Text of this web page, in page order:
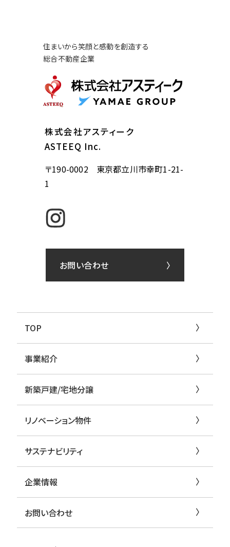
住まいから笑顔と感動を創造する
総合不動産企業
株式会社アスティーク
ASTEEQ Inc.
〒190-0002 東京都立川市幸町1-21-
1
TOP
事業紹介
新築戸建/宅地分譲
リノベーション物件
サステナビリティ
企業情報
お問い合わせ
お問い合わせ